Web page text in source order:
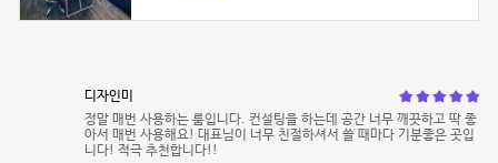
디자인미
정말 매번 사용하는 룸입니다. 컨설팅을 하는데 공간 너무 깨끗하고 딱 좋
아서 매번 사용해요! 대표님이 너무 친절하셔서 쓸 때마다 기분좋은 곳입
니다! 적극 추천합니다!!